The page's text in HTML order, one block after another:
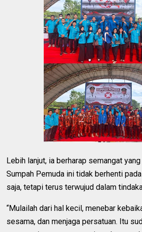
Lebih lanjut, ia berharap semangat
Sumpah Pemuda ini tidak berhenti
saja, tetapi terus terwujud dalam
“Mulailah dari hal kecil, menebar
sesama, dan menjaga persatuan. Itu